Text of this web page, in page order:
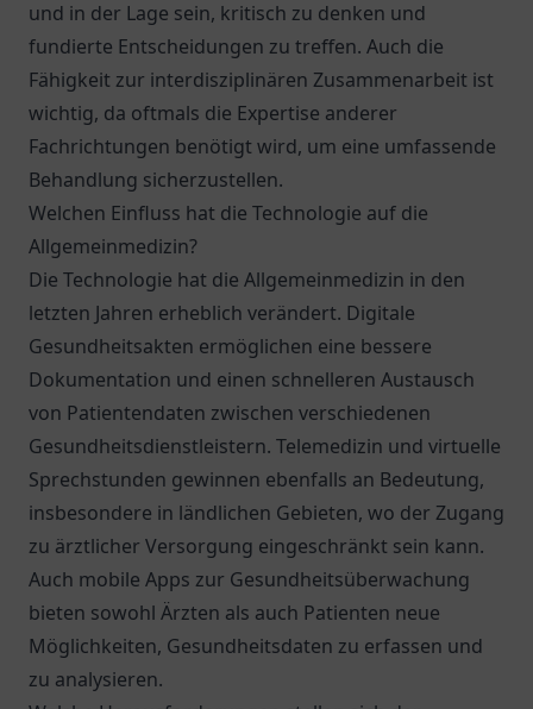
und in der Lage sein, kritisch zu denken und
fundierte Entscheidungen zu treffen. Auch die
Fähigkeit zur interdisziplinären Zusammenarbeit ist
wichtig, da oftmals die Expertise anderer
Fachrichtungen benötigt wird, um eine umfassende
Behandlung sicherzustellen.
Welchen Einfluss hat die Technologie auf die
Allgemeinmedizin?
Die Technologie hat die Allgemeinmedizin in den
letzten Jahren erheblich verändert. Digitale
Gesundheitsakten ermöglichen eine bessere
Dokumentation und einen schnelleren Austausch
von Patientendaten zwischen verschiedenen
Gesundheitsdienstleistern. Telemedizin und virtuelle
Sprechstunden gewinnen ebenfalls an Bedeutung,
insbesondere in ländlichen Gebieten, wo der Zugang
zu ärztlicher Versorgung eingeschränkt sein kann.
Auch mobile Apps zur Gesundheitsüberwachung
bieten sowohl Ärzten als auch Patienten neue
Möglichkeiten, Gesundheitsdaten zu erfassen und
zu analysieren.